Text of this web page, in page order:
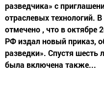
разведчика» с
отраслевых технологий.
отмечено , что в октябре
РФ издал новый приказ,
разведки». Спустя шесть
была включена также...